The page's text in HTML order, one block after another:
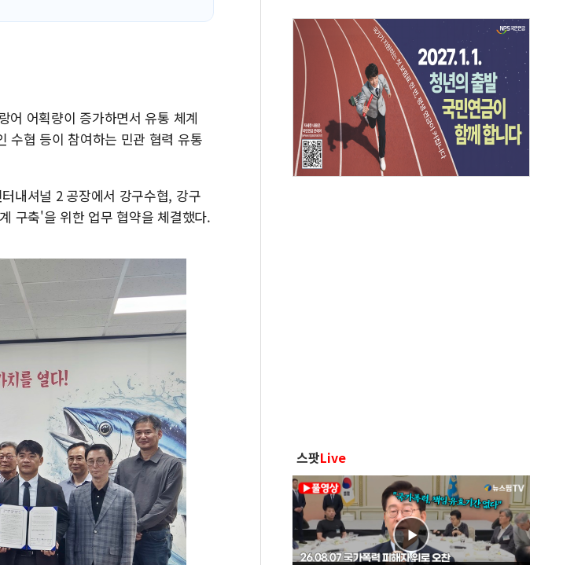
어 어획량이 증가하면서 유통 체계
수협 등이 참여하는 민관 협력 유통
내셔널 2 공장에서 강구수협, 강구
구축'을 위한 업무 협약을 체결했다.
스팟Live